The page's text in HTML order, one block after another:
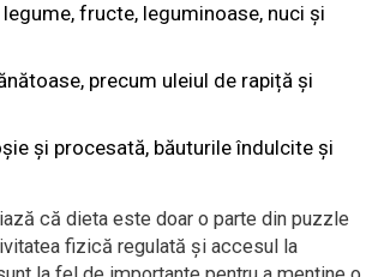
fructe, leguminoase, nuci și
precum uleiul de rapiță și
și procesată, băuturile îndulcite și
că dieta este doar o parte din puzzle
fizică regulată și accesul la